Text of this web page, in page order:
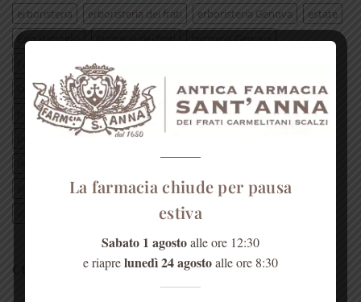
erboristeria
erboristeria dei frati erboristeria Genova
estate
Ezio Battaglia
farmacia dei frati
farmacia Genova
Farmacia S’Anna
frate Ezio
lavanda
Liguria mal di gola miele
Monica di Loreto
natale
padre Ezio padri carmelitani scalzi
pianta
presepe di SantAnna
prodotto erboristico
silvia piacentini
tisana TV2000
vegiebotteghezena
visitgenoa visitgenova
CERCA NEL SITO
La farmacia chiude per pausa
estiva
Sabato 1 agostoalle ore 12:30
e riaprelunedì 24 agostoalle ore 8:30